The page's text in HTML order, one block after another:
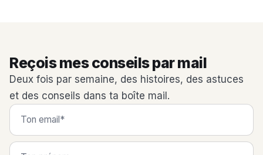
Reçois mes conseils par mail
Deux fois par semaine, des histoires, des astuces
et des conseils dans ta boîte mail.